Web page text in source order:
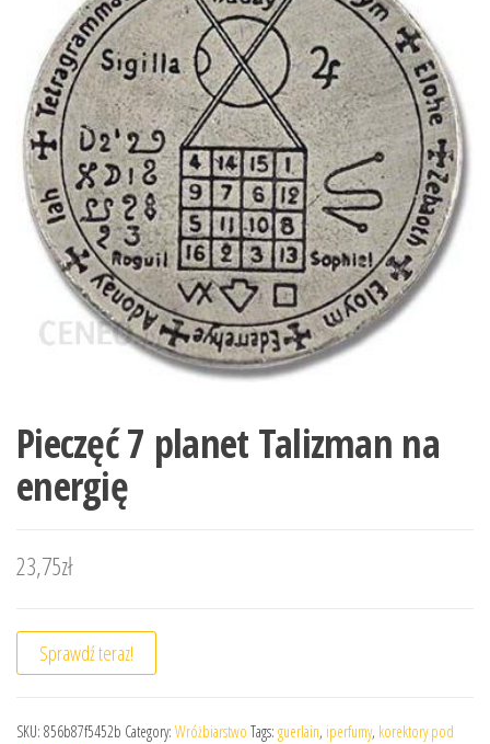
Pieczęć 7 planet Talizman na
energię
23,75zł
Sprawdź teraz!
SKU: 856b87f5452b Category: Wróżbiarstwo Tags: guerlain, iperfumy, korektory pod